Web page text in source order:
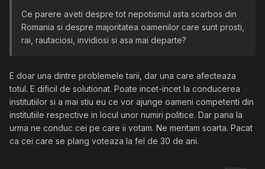
Ce parere aveti despre tot nepotismul asta scarbos din
Romania si despre majoritatea oamenilor care sunt prosti,
rai, rautaciosi, invidiosi si asa mai departe?
E doar una dintre problemele tarii, dar una care afecteaza
totul. E dificil de solutionat. Poate incet-incet la conducerea
institutiilor si a mai stiu eu ce vor ajunge oameni competenti din
institutiile respective in locul unor numiri politice. Dar pana la
urma ne conduc cei pe care ii votam. Ne meritam soarta. Pacat
ca cei care se plang voteaza la fel de 30 de ani.